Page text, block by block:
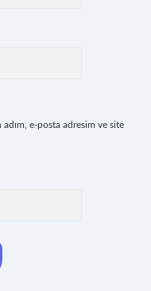
e-posta adresim ve site